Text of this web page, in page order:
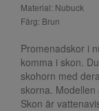
Material: Nubuck
Färg: Brun
Promenadskor i
komma i skon.
skohorn med
skorna.
Skon är